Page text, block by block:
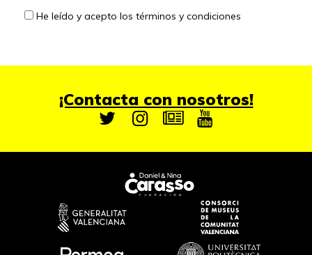
He leído y acepto los términos y condiciones
¡Contacta con nosotros!